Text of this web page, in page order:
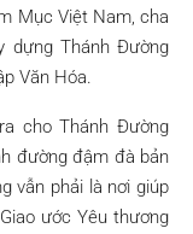
Mục Việt Nam, cha
dựng Thánh Đường
Văn Hóa.
cho Thánh Đường
đường đậm đà bản
vẫn phải là nơi giúp
ước Yêu thương